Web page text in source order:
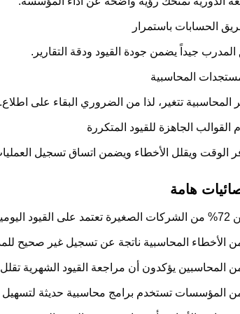
الحسابات باستمرار
المدرب جيداً يضمن جودة القيود ودقة التقارير.
المحاسبية
المحاسبية تتغير، لذا من الضروري البقاء على اطلاع.
القوالب الجاهزة للقيود المتكررة
الوقت ويقلل الأخطاء ويضمن اتساق تسجيل
هامة
النقد.